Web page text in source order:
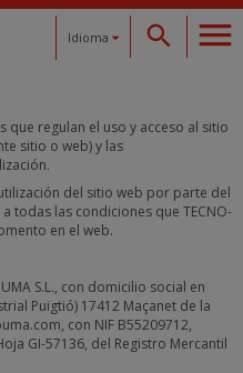
Idioma
que regulan el uso y acceso al sitio
sitio o web) y las
del sitio web por parte del
todas las condiciones que TECNO-
en el web.
S.L., con domicilio social en
Puigtió) 17412 Maçanet de la
con NIF B55209712,
GI-57136, del Registro Mercantil